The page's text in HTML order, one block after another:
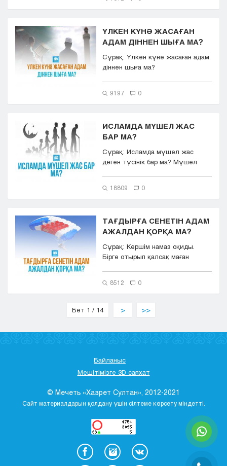
ҮЛКЕН КҮНӘ ЖАСАҒАН
АДАМ ДІННЕН ШЫҒА МА?
Сұрақ: Үлкен күнә жасаған адам
діннен шыға ма?
9197 0
ИСЛАМДА МҮШЕЛ ЖАС
БАР МА?
Сұрақ: Исламда мүшел жас
деген түсінік бар ма? Мүшел
18809 0
ТАҒДЫРҒА СЕНЕТІН АДАМ
АЖАЛДАН ҚОРҚА МА?
Сұрақ: Көршім намаз оқиды.
Бірге отырып қалсақ маған
8512 0
Бет 1 / 14 > >>
Байланыс
Мешітімізге 3D саяхат
© Мечеть «Хазрет Султан», 2012-2021
Сайт материалдарын қолдану үшін сілтеме көрсету міндетті.